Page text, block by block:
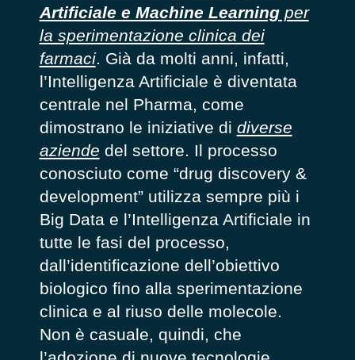
Artificiale e Machine Learningper
la sperimentazione clinica dei
farmaci. Già da molti anni, infatti,
l’Intelligenza Artificiale è diventata
centrale nel Pharma, come
dimostrano le iniziative di diverse
aziende del settore. Il processo
conosciuto come “drug discovery &
development” utilizza sempre più i
Big Data e l’Intelligenza Artificiale in
tutte le fasi del processo,
dall’identificazione dell’obiettivo
biologico fino alla sperimentazione
clinica e al riuso delle molecole.
Non è casuale, quindi, che